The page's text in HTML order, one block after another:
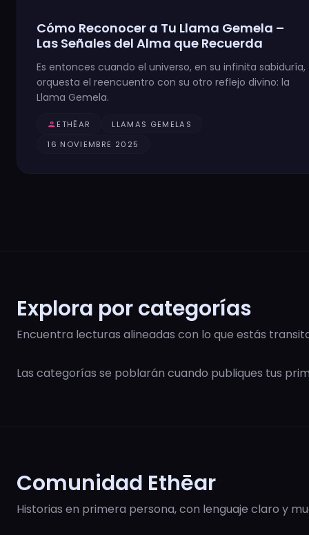
Cómo Reconocer a Tu Llama Gemela –
Las Señales del Alma que Recuerda
Es entonces cuando el universo, en su infinita sabiduría,
orquesta el reencuentro con su otro reflejo divino: la
Llama Gemela.
personETHĒAR
LLAMAS GEMELAS
16 NOVIEMBRE 2025
Explora por categorías
Encuentra lecturas alineadas con lo que estás
Las categorías se poblarán cuando publiques tus
Comunidad Ethēar
Historias en primera persona, con lenguaje claro y